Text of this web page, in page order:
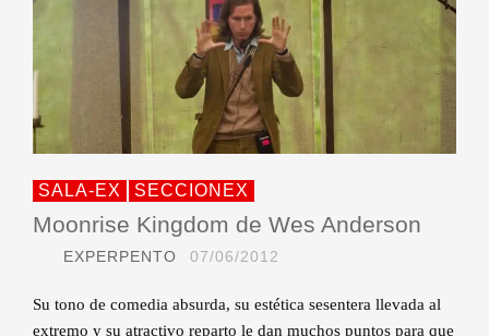
SALA-EX SECCIONEX
Moonrise Kingdom de Wes Anderson
EXPERPENTO 07/06/2012
Su tono de comedia absurda, su estética sesentera llevada al
extremo y su atractivo reparto le dan muchos puntos para que